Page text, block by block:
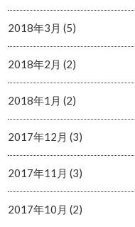
2018年3月 (5)
2018年2月 (2)
2018年1月 (2)
2017年12月 (3)
2017年11月 (3)
2017年10月 (2)